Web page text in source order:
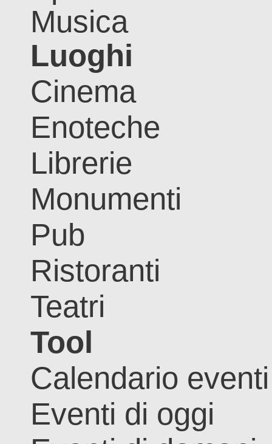
Musica
Luoghi
Cinema
Enoteche
Librerie
Monumenti
Pub
Ristoranti
Teatri
Tool
Calendario eventi
Eventi di oggi